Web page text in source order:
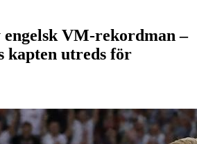
VM-rekordman –
kapten utreds för